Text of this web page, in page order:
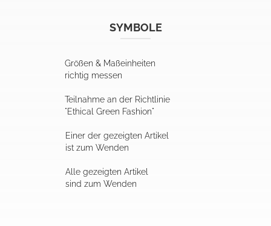
SYMBOLE
Größen & Maßeinheiten
richtig messen
Teilnahme an der Richtlinie
"Ethical Green Fashion"
Einer der gezeigten Artikel
ist zum Wenden
Alle gezeigten Artikel
sind zum Wenden